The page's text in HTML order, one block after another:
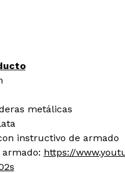
metálicas
instructivo de armado
armado: https://